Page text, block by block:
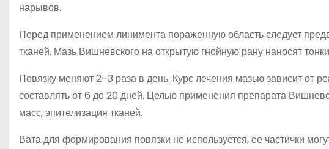
нарывов.
Перед применением линимента пораженную область следует
тканей. Мазь Вишневского на открытую гнойную рану наносят
Повязку меняют 2–3 раза в день. Курс лечения мазью зависит от
составлять от 6 до 20 дней. Целью применения препарата
масс, эпителизация тканей.
Вата для формирования повязки не используется, ее частички